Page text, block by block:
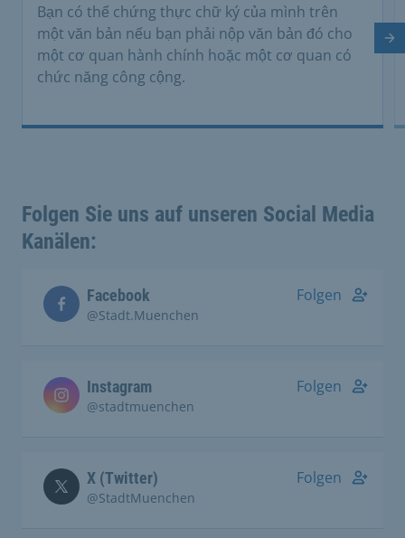
Bạn có thể chứng thực chữ ký của mình trên
một văn bản nếu bạn phải nộp văn bản đó cho
một cơ quan hành chính hoặc một cơ quan có
chức năng công cộng.
Folgen Sie uns auf unseren Social Media
Kanälen:
Facebook
@Stadt.Muenchen
Folgen
Instagram
@stadtmuenchen
Folgen
X (Twitter)
@StadtMuenchen
Folgen